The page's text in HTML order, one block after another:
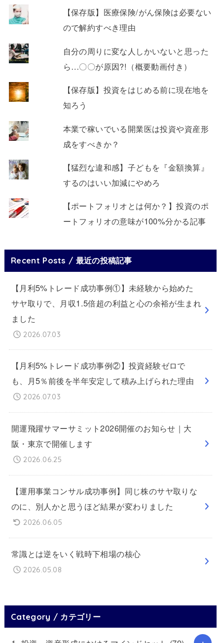
【保存版】医療保険/がん保険は必要ない
ので解約すべき理由
自分の周りに変な人しかいないと思った
ら…〇〇が原因?!（概要動画付き）
【保存版】投資をはじめる前に現在地を
知ろう
本業で稼いでいる開業医は投資や資産形
成をすべきか？
【猛烈な違和感】子どもを『金額換算』
するのはいい加減にやめろ
【ポートフォリオとは何か？】投資のポ
ートフォリオの意味が100%分かる記事
Recent Posts / 最近の投稿記事
【月利5%トレード成功事例①】未経験から始めた
サヤ取りで、月収1.5倍超の利益と心の余裕が生まれ
ました
2026.07.03
【月利5%トレード成功事例②】投資経験ゼロで
も、月5％前後を半年安定して積み上げられた理由
2026.07.03
開運飛躍サマーサミット2026開催のお知らせ｜大
阪・東京で開催します
2026.06.25
【運用事業コンサル成功事例】同じ株のサヤ取りな
のに、別人かと思うほど結果が変わりました
2026.06.05
常識とは逆をいく戦時下相場の核心
2026.05.08
Category / カテゴリー